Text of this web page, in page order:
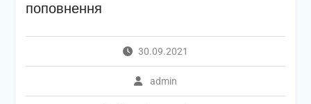
поповнення
30.09.2021
admin